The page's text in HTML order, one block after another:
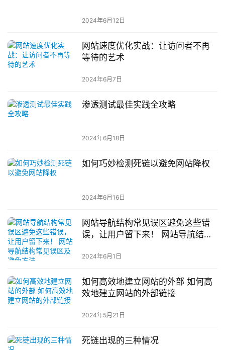
2024年6月12日
网站速度优化实战：让访问者不再
等待的艺术
2024年6月7日
渗透测试最佳实践全攻略
2024年6月18日
如何巧妙检测死链以避免网站降权
2024年6月16日
网站导航结构常见误区避免这些错
误，让用户留下来！ 网站导航结构
2024年6月1日
如何高效地建立网站的外部 如何高
效地建立网站的外部链接
2024年5月21日
死链出现的三种情况